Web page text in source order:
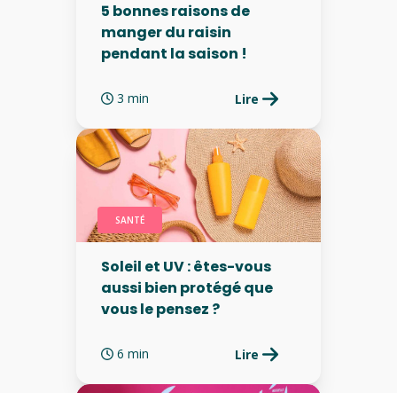
5 bonnes raisons de
manger du raisin
pendant la saison !
3 min Lire
SANTÉ
Soleil et UV : êtes-vous
aussi bien protégé que
vous le pensez ?
6 min Lire